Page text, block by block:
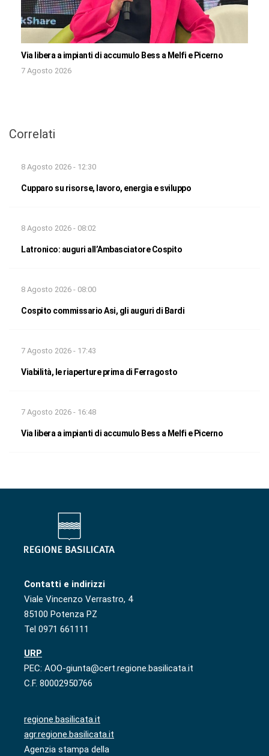
Via libera a impianti di accumulo Bess a Melfi e Picerno
7 Agosto 2026
Correlati
8 Agosto 2026 - 12:30
Cupparo su risorse, lavoro, energia e sviluppo
8 Agosto 2026 - 08:02
Latronico: auguri all’Ambasciatore Cospito
8 Agosto 2026 - 08:00
Cospito commissario Asi, gli auguri di Bardi
7 Agosto 2026 - 17:43
Viabilità, le riaperture prima di Ferragosto
7 Agosto 2026 - 16:48
Via libera a impianti di accumulo Bess a Melfi e Picerno
Contatti e indirizzi
Viale Vincenzo Verrastro, 4
85100 Potenza PZ
Tel 0971 661111
URP
PEC: AOO-giunta@cert.regione.basilicata.it
C.F. 80002950766
regione.basilicata.it
agr.regione.basilicata.it
Agenzia stampa della